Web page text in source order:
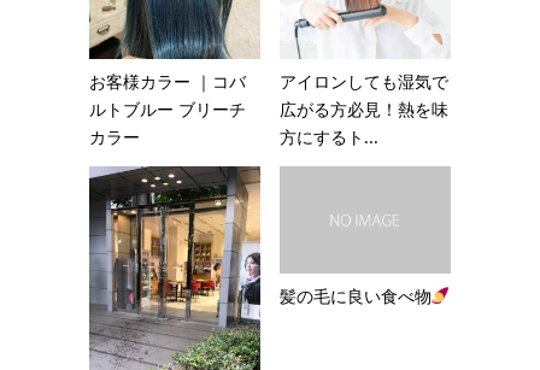
お客様カラー ｜コバ
ルトブルー ブリーチ
カラー
アイロンしても湿気で
広がる方必見！熱を味
方にするト...
髪の毛に良い食べ物